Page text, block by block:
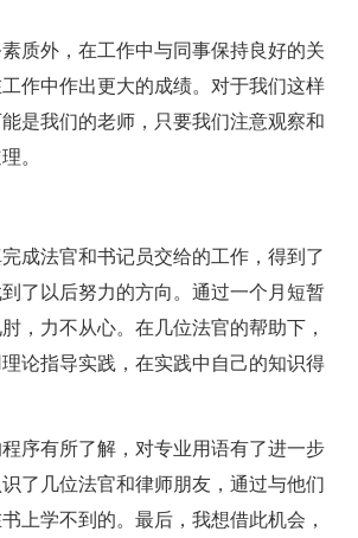
质外，在工作中与同事保持良好的关
作中作出更大的成绩。对于我们这样
是我们的老师，只要我们注意观察和
。
成法官和书记员交给的工作，得到了
了以后努力的方向。通过一个月短暂
，力不从心。在几位法官的帮助下，
论指导实践，在实践中自己的知识得
序有所了解，对专业用语有了进一步
了几位法官和律师朋友，通过与他们
上学不到的。最后，我想借此机会，